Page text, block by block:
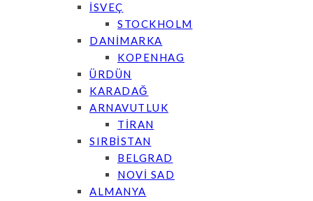
İSVEÇ
STOCKHOLM
DANİMARKA
KOPENHAG
ÜRDÜN
KARADAĞ
ARNAVUTLUK
TİRAN
SIRBİSTAN
BELGRAD
NOVİ SAD
ALMANYA